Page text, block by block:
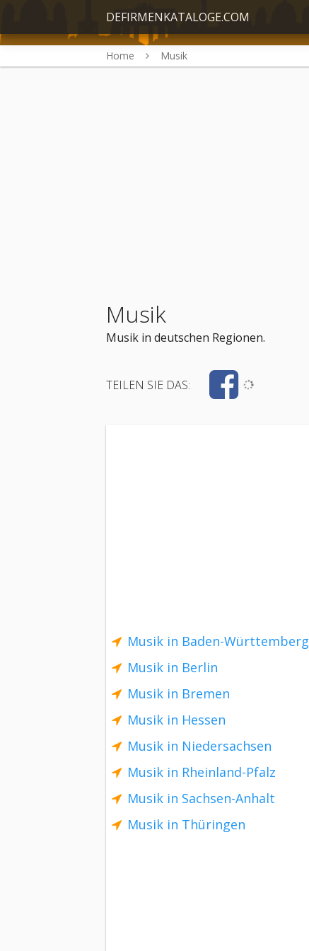
DEFIRMENKATALOGE.COM
Home Musik
Musik
Musik in deutschen Regionen.
TEILEN SIE DAS:
Musik in Baden-Württemberg
Musik in Berlin
Musik in Bremen
Musik in Hessen
Musik in Niedersachsen
Musik in Rheinland-Pfalz
Musik in Sachsen-Anhalt
Musik in Thüringen